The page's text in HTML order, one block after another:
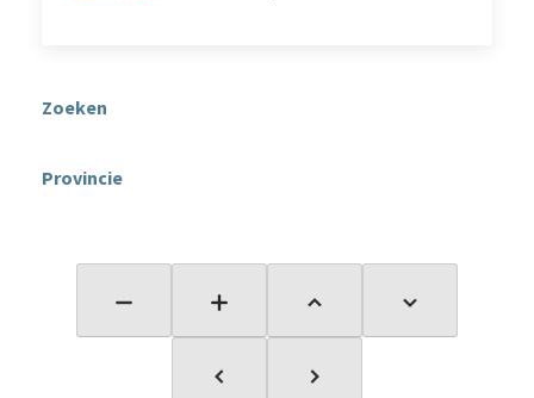
Zoeken
Provincie